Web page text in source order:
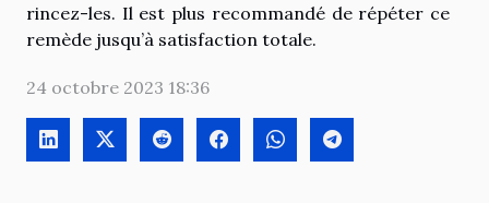
rincez-les. Il est plus recommandé de répéter ce
remède jusqu’à satisfaction totale.
24 octobre 2023 18:36